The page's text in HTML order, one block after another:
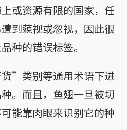
或资源有限的国家，任
到藐视或忽视，因此很
种的错误标签。
”类别等通用术语下进
。而且，鱼翅一旦被切
能靠肉眼来识别它的种